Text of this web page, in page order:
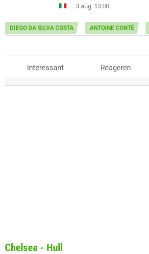
3 aug. 13:00
DIEGO DA SILVA COSTA ANTOINE CONTÉ
Interessant Reageren
Chelsea - Hull